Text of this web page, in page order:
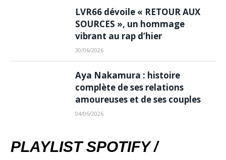
LVR66 dévoile « RETOUR AUX
SOURCES », un hommage
vibrant au rap d’hier
30/06/2026
Aya Nakamura : histoire
complète de ses relations
amoureuses et de ses couples
04/06/2026
PLAYLIST SPOTIFY /